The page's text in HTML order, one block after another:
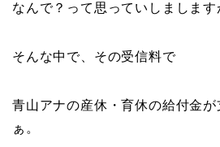
なんで？って思っていしまします
そんな中で、その受信料で
青山アナの産休・育休の給付金
ぁ。